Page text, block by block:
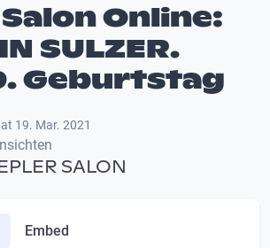
Online:
SULZER.
Geburtstag
19. Mar. 2021
SALON
Embed